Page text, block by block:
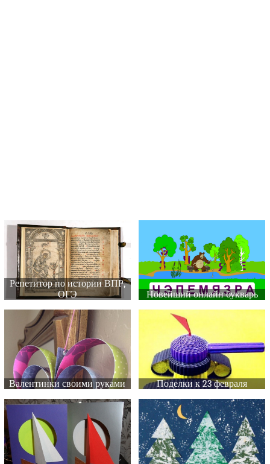
Репетитор по истории ВПР,
ОГЭ
Новейший онлайн букварь
Валентинки своими руками Поделки к 23 февраля